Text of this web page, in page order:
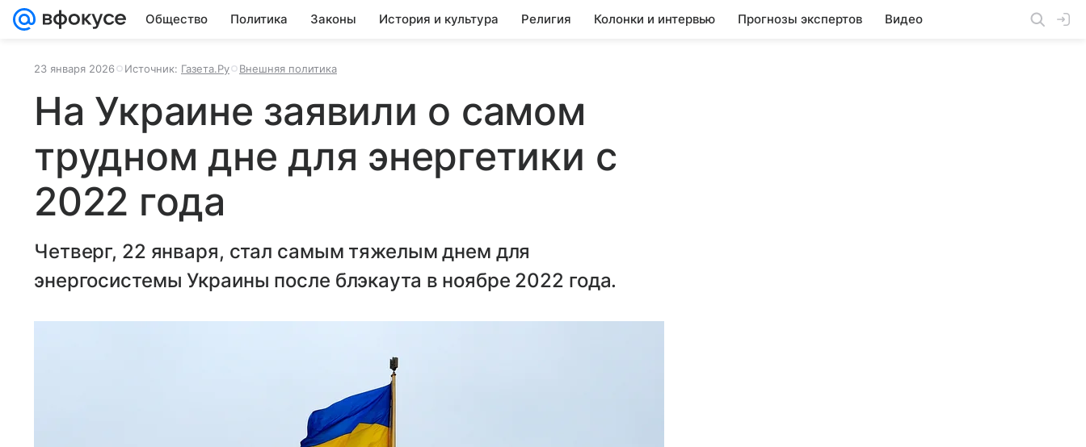
Общество Политика Законы История и культура Религия Колонки и интервью Прогнозы экспертов Видео
23 января 2026 Источник: Газета.Ру Внешняя политика
На Украине заявили о самом
трудном дне для энергетики с
2022 года
Четверг, 22 января, стал самым тяжелым днем для
энергосистемы Украины после блэкаута в ноябре 2022 года.